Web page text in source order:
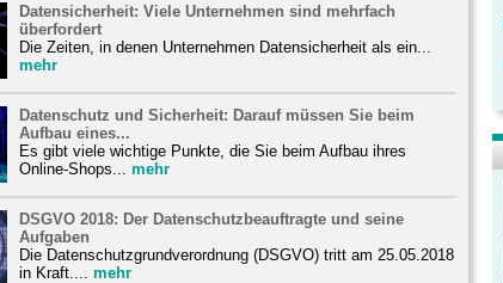
Datensicherheit: Viele Unternehmen sind mehrfach
überfordert
Die Zeiten, in denen Unternehmen Datensicherheit als ein...
mehr
Datenschutz und Sicherheit: Darauf müssen Sie beim
Aufbau eines...
Es gibt viele wichtige Punkte, die Sie beim Aufbau ihres
Online-Shops... mehr
DSGVO 2018: Der Datenschutzbeauftragte und seine
Aufgaben
Die Datenschutzgrundverordnung (DSGVO) tritt am 25.05.2018
in Kraft.... mehr